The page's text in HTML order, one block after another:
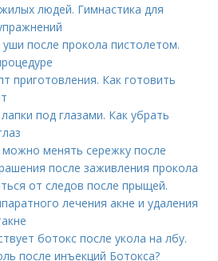
людей. Гимнастика для
после прокола пистолетом.
приготовления. Как готовить
под глазами. Как убрать
менять сережку после
после заживления прокола
от следов после прыщей.
лечения акне и удаления
ботокс после укола на лбу.
после инъекций Ботокса?